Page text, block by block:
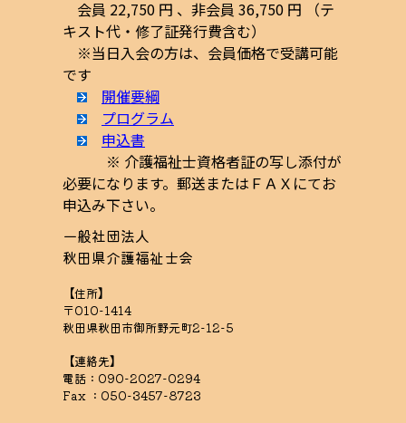
会員 22,750 円 、非会員 36,750 円 （テ
キスト代・修了証発行費含む）
※当日入会の方は、会員価格で受講可能
です
開催要綱
プログラム
申込書
※ 介護福祉士資格者証の写し添付が
必要になります。郵送またはＦＡＸにてお
申込み下さい。
一般社団法人
秋田県介護福祉士会
【住所】
〒010-1414
秋田県秋田市御所野元町2-12-5
【連絡先】
電話：090-2027-0294
Fax ：050-3457-8723